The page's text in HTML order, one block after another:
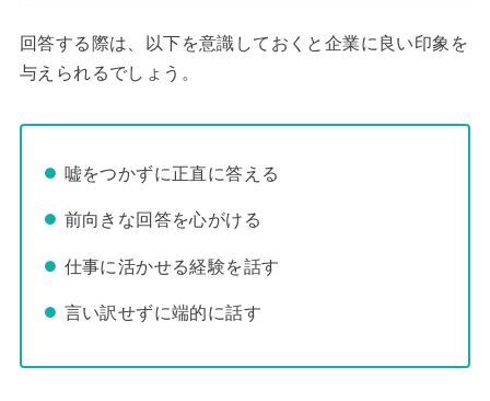
回答する際は、以下を意識しておくと企業に良い印象を
与えられるでしょう。
嘘をつかずに正直に答える
前向きな回答を心がける
仕事に活かせる経験を話す
言い訳せずに端的に話す